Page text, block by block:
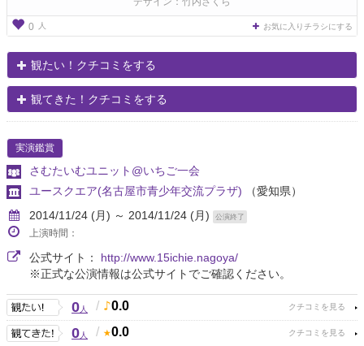
0 人 お気に入りチラシにする
観たい！クチコミをする
観てきた！クチコミをする
実演鑑賞
さむたいむユニット@いちご一会
ユースクエア(名古屋市青少年交流プラザ)
（愛知県）
2014/11/24 (月) ～ 2014/11/24 (月)
公演終了
上演時間：
公式サイト： http://www.15ichie.nagoya/
※正式な公演情報は公式サイトでご確認ください。
0人 / 0.0
0人 / 0.0